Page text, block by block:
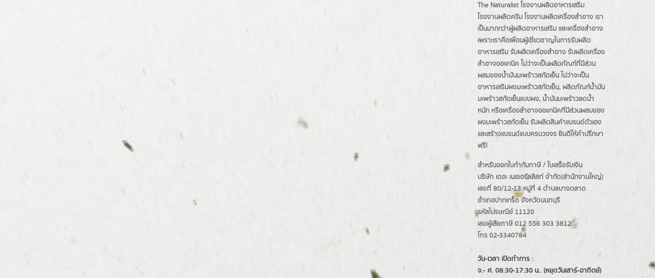
The Naturalist โรงงานผลิตอาหารเสริม
โรงงานผลิตครีมโรงงานผลิตเครื่องสำอาง เรา
เป็นมากกว่าผู้ผลิตอาหารเสริมและเครื่องสำอาง
เพราะเราคือเพื่อนผู้เชี่ยวชาญในการรับผลิต
อาหารเสริม รับผลิตเครื่องสำอาง รับผลิตเครื่อง
สำอางออแกนิค ไม่ว่าจะเป็นผลิตภัณฑ์ที่มีส่วน
ผสมของน้ำมันมะพร้าวสกัดเย็น ไม่ว่าจะเป็น
อาหารเสริมผงมะพร้าวสกัดเย็น, ผลิตภัณฑ์น้ำมัน
มะพร้าวสกัดเย็นแบบผง, น้ำมันมะพร้าวลดน้ำ
หนักหรือเครื่องสำอางออแกนิคที่มีส่วนผสมของ
ผงมะพร้าวสกัดเย็น รับผลิตสินค้าแบรนด์ตัวเอง
และสร้างแบรนด์แบบครบวงจร ยินดีให้คำปรึกษา
ฟรี!
สำหรับออกใบกำกับภาษี / ใบเสร็จรับเงิน
บริษัท เดอะ เนเชอรัลลิสท์ จำกัด(ส่านักงานใหญ่)
เลขที่ 80/12-13 หมู่ที่ 4 ตำบลบางตลาด
อำเภอปากเกร็ดจังหวัดนนทบุรี
รหัสไปรษณีย์ 11120
เลขผู้เสียภาษี 012 556 303 3812
โทร 02-3340784
วัน-เวลา เปิดทำการ :
จ.- ศ. 08:30-17:30 น.. (หยุดวันเสาร์-อาทิตย์)